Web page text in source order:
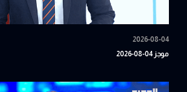
2026-08-04
موجز 04-08-2026